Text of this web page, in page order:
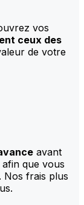
vos
ceux des
de votre
avant
que vous
Nos frais plus